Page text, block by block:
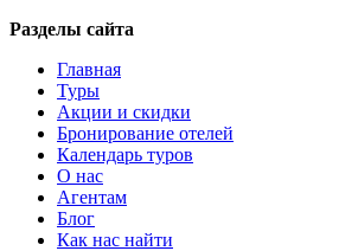
Разделы сайта
Главная
Туры
Акции и скидки
Бронирование отелей
Календарь туров
О нас
Агентам
Блог
Как нас найти